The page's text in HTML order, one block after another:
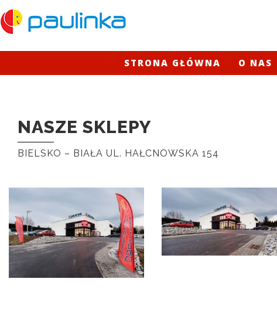
STRONA GŁÓWNA O NAS
NASZE SKLEPY
BIELSKO – BIAŁA UL. HAŁCNOWSKA 154